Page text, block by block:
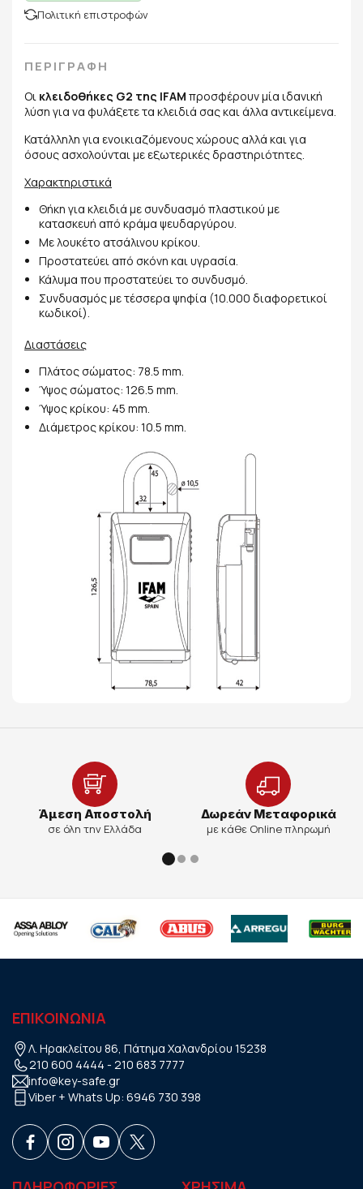
Πολιτική επιστροφών
ΠΕΡΙΓΡΑΦΗ
Οι κλειδοθήκες G2 της IFAM προσφέρουν μία ιδανική
λύση για να φυλάξετε τα κλειδιά σας και άλλα αντικείμενα.
Κατάλληλη για ενοικιαζόμενους χώρους αλλά και για
όσους ασχολούνται με εξωτερικές δραστηριότητες.
Χαρακτηριστικά
Θήκη για κλειδιά με συνδυασμό πλαστικού με
κατασκευή από κράμα ψευδαργύρου.
Με λουκέτο ατσάλινου κρίκου.
Προστατεύει από σκόνη και υγρασία.
Κάλυμα που προστατεύει το συνδυσμό.
Συνδυασμός με τέσσερα ψηφία (10.000 διαφορετικοί
κωδικοί).
Διαστάσεις
Πλάτος σώματος: 78.5 mm.
Ύψος σώματος: 126.5 mm.
Ύψος κρίκου: 45 mm.
Διάμετρος κρίκου: 10.5 mm.
Άμεση Αποστολή
σε όλη την Ελλάδα
Δωρεάν Μεταφορικά
με κάθε Online πληρωμή
ΕΠΙΚΟΙΝΩΝΙΑ
Λ. Ηρακλείτου 86, Πάτημα Χαλανδρίου 15238
210 600 4444 - 210 683 7777
info@key-safe.gr
Viber + Whats Up: 6946 730 398